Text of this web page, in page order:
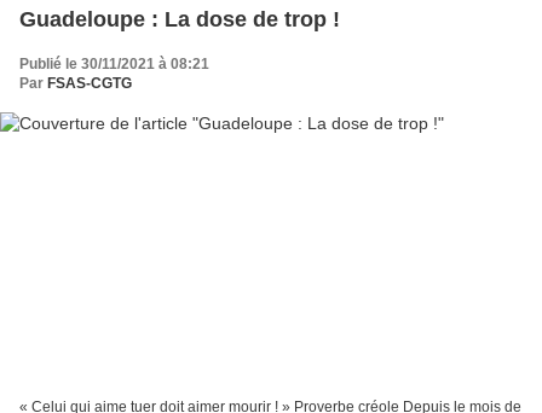
Guadeloupe : La dose de trop !
Publié le 30/11/2021 à 08:21
Par FSAS-CGTG
« Celui qui aime tuer doit aimer mourir ! » Proverbe créole Depuis le mois de